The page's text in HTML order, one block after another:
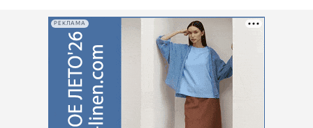
РЕКЛАМА